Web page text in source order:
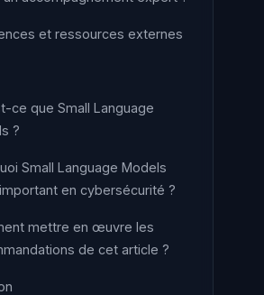
et ressources externes
ce que Small Language
?
Small Language Models
en cybersécurité ?
mettre en œuvre les
de cet article ?